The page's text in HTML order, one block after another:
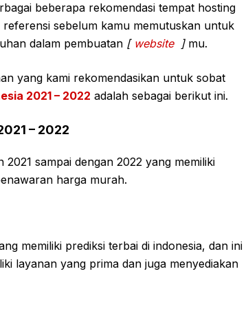
beberapa rekomendasi tempat hosting
sebelum kamu memutuskan untuk
dalam pembuatan [ website]mu.
yang kami rekomendasikan untuk sobat
2021 – 2022 adalah sebagai berikut ini.
– 2022
sampai dengan 2022 yang memiliki
harga murah.
memiliki prediksi terbai di indonesia, dan ini
layanan yang prima dan juga menyediakan